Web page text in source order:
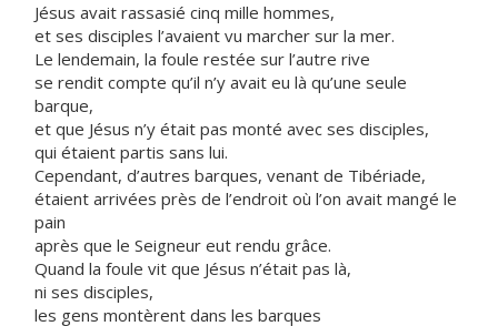
Jésus avait rassasié cinq mille hommes,
et ses disciples l’avaient vu marcher sur la mer.
Le lendemain, la foule restée sur l’autre rive
se rendit compte qu’il n’y avait eu là qu’une seule
barque,
et que Jésus n’y était pas monté avec ses disciples,
qui étaient partis sans lui.
Cependant, d’autres barques, venant de Tibériade,
étaient arrivées près de l’endroit où l’on avait mangé le
pain
après que le Seigneur eut rendu grâce.
Quand la foule vit que Jésus n’était pas là,
ni ses disciples,
les gens montèrent dans les barques